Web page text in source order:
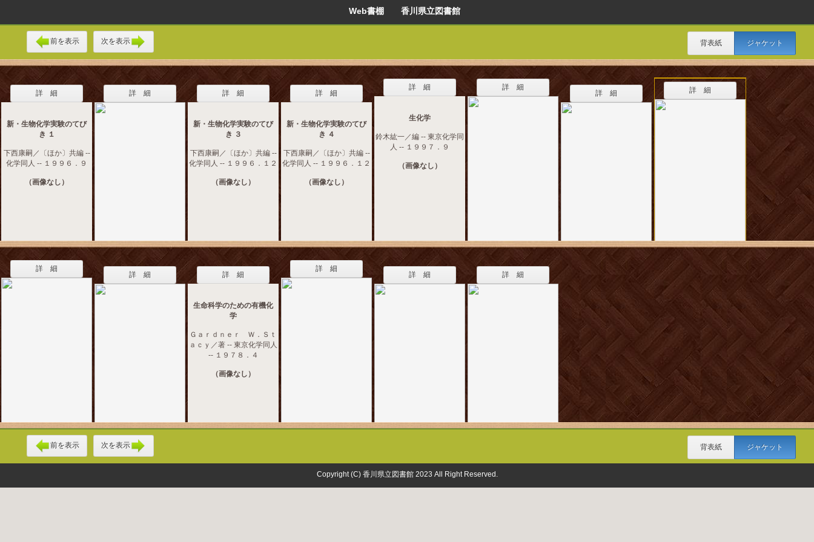
Web書棚 香川県立図書館
前を表示 次を表示 背表紙 ジャケット
詳 細
新・生物化学実験のてび
き １
下西康嗣／〔ほか〕共編 --
化学同人 -- １９９６．９
（画像なし）
詳 細 詳 細
新・生物化学実験のてび
き ３
下西康嗣／〔ほか〕共編 --
化学同人 -- １９９６．１２
（画像なし）
詳 細
新・生物化学実験のてび
き ４
下西康嗣／〔ほか〕共編 --
化学同人 -- １９９６．１２
（画像なし）
詳 細
生化学
鈴木紘一／編 -- 東京化学同
人 -- １９９７．９
（画像なし）
詳 細
詳 細 詳 細
詳 細
詳 細 詳 細
生命科学のための有機化
学
Ｇａｒｄｎｅｒ Ｗ．Ｓｔ
ａｃｙ／著 -- 東京化学同人
-- １９７８．４
（画像なし）
詳 細
詳 細 詳 細
前を表示 次を表示 背表紙 ジャケット
Copyright (C) 香川県立図書館 2023 All Right Reserved.